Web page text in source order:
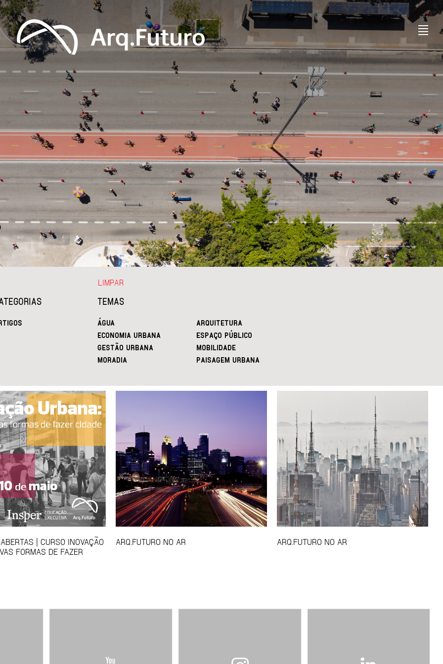
TEMAS
ÁGUA
ARQUITETURA
ECONOMIA URBANA
ESPAÇO PÚBLICO
GESTÃO URBANA
MOBILIDADE
MORADIA
PAISAGEM URBANA
LIMPAR
| CURSO INOVAÇÃO
FORMAS DE FAZER
ARQ.FUTURO NO AR ARQ.FUTURO NO AR